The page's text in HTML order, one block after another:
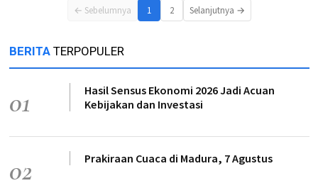
← Sebelumnya 1 2 Selanjutnya →
BERITA TERPOPULER
01
Hasil Sensus Ekonomi 2026 Jadi Acuan
Kebijakan dan Investasi
02 Prakiraan Cuaca di Madura, 7 Agustus